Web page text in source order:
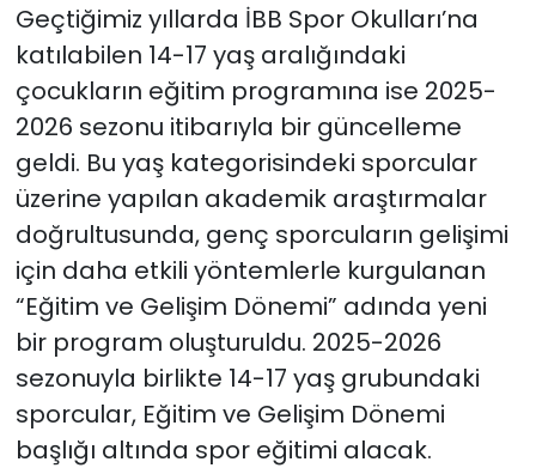
Geçtiğimiz yıllarda İBB Spor Okulları’na
katılabilen 14-17 yaş aralığındaki
çocukların eğitim programına ise 2025-
2026 sezonu itibarıyla bir güncelleme
geldi. Bu yaş kategorisindeki sporcular
üzerine yapılan akademik araştırmalar
doğrultusunda, genç sporcuların gelişimi
için daha etkili yöntemlerle kurgulanan
“Eğitim ve Gelişim Dönemi” adında yeni
bir program oluşturuldu. 2025-2026
sezonuyla birlikte 14-17 yaş grubundaki
sporcular, Eğitim ve Gelişim Dönemi
başlığı altında spor eğitimi alacak.